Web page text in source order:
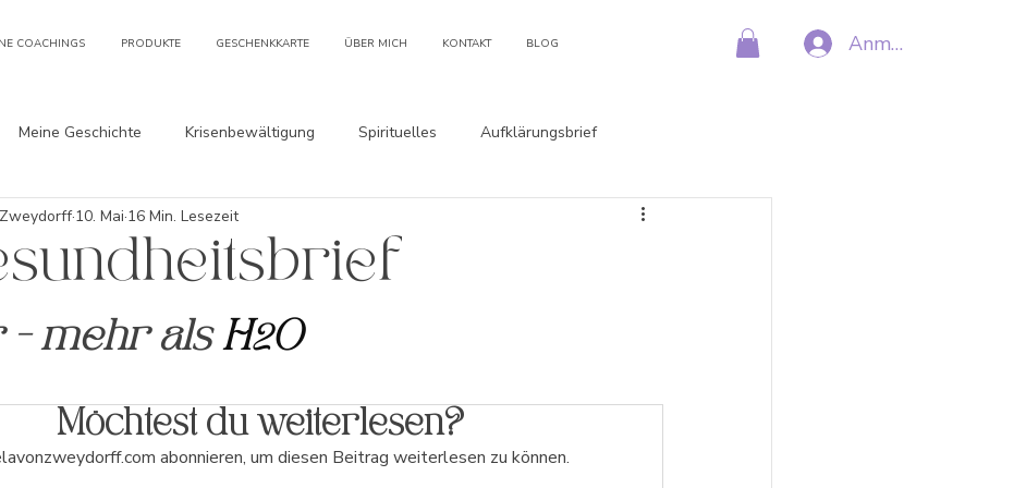
Anmelden
COACHINGS PRODUKTE GESCHENKKARTE ÜBER MICH KONTAKT BLOG
Meine Geschichte Krisenbewältigung Spirituelles Aufklärungsbrief
10. Mai 16 Min. Lesezeit
- mehr als H2O
Möchtest du weiterlesen?
abonnieren, um diesen Beitrag weiterlesen zu können.